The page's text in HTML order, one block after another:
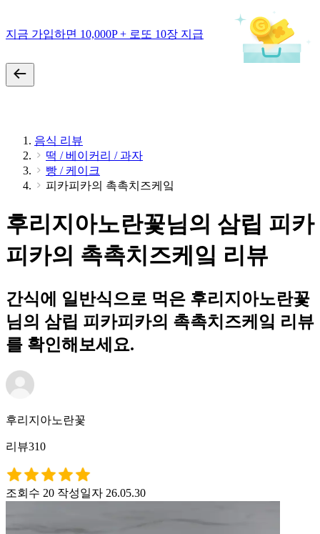
지금 가입하면 10,000P + 로또 10장 지급
음식 리뷰
떡 / 베이커리 / 과자
빵 / 케이크
피카피카의 촉촉치즈케잌
후리지아노란꽃님의 삼립 피카
피카의 촉촉치즈케잌 리뷰
간식에 일반식으로 먹은 후리지아노란꽃
님의 삼립 피카피카의 촉촉치즈케잌 리뷰
를 확인해보세요.
후리지아노란꽃
리뷰310
조회수 20 작성일자 26.05.30